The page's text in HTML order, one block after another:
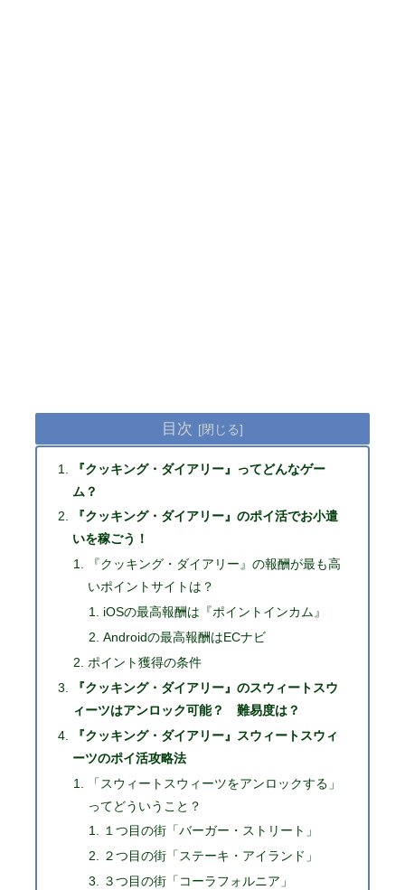
目次
『クッキング・ダイアリー』ってどんなゲー
ム？
『クッキング・ダイアリー』のポイ活でお小遣
いを稼ごう！
『クッキング・ダイアリー』の報酬が最も高
いポイントサイトは？
iOSの最高報酬は『ポイントインカム』
Androidの最高報酬はECナビ
ポイント獲得の条件
『クッキング・ダイアリー』のスウィートスウ
ィーツはアンロック可能？ 難易度は？
『クッキング・ダイアリー』スウィートスウィ
ーツのポイ活攻略法
「スウィートスウィーツをアンロックする」
ってどういうこと？
１つ目の街「バーガー・ストリート」
２つ目の街「ステーキ・アイランド」
３つ目の街「コーラフォルニア」